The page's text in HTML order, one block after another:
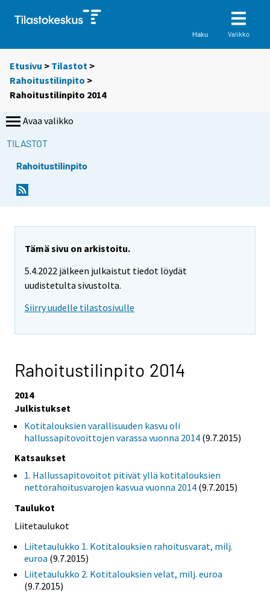
Haku Valikko
Etusivu > Tilastot >
Rahoitustilinpito >
Rahoitustilinpito 2014
Avaa valikko
TILASTOT
Rahoitustilinpito
Tämä sivu on arkistoitu.
5.4.2022 jälkeen julkaistut tiedot löydät
uudistetulta sivustolta.
Siirry uudelle tilastosivulle
Rahoitustilinpito 2014
2014
Julkistukset
Kotitalouksien varallisuuden kasvu oli
hallussapitovoittojen varassa vuonna 2014 (9.7.2015)
Katsaukset
1. Hallussapitovoitot pitivät yllä kotitalouksien
nettorahoitusvarojen kasvua vuonna 2014 (9.7.2015)
Taulukot
Liitetaulukot
Liitetaulukko 1. Kotitalouksien rahoitusvarat, milj.
euroa (9.7.2015)
Liitetaulukko 2. Kotitalouksien velat, milj. euroa
(9.7.2015)